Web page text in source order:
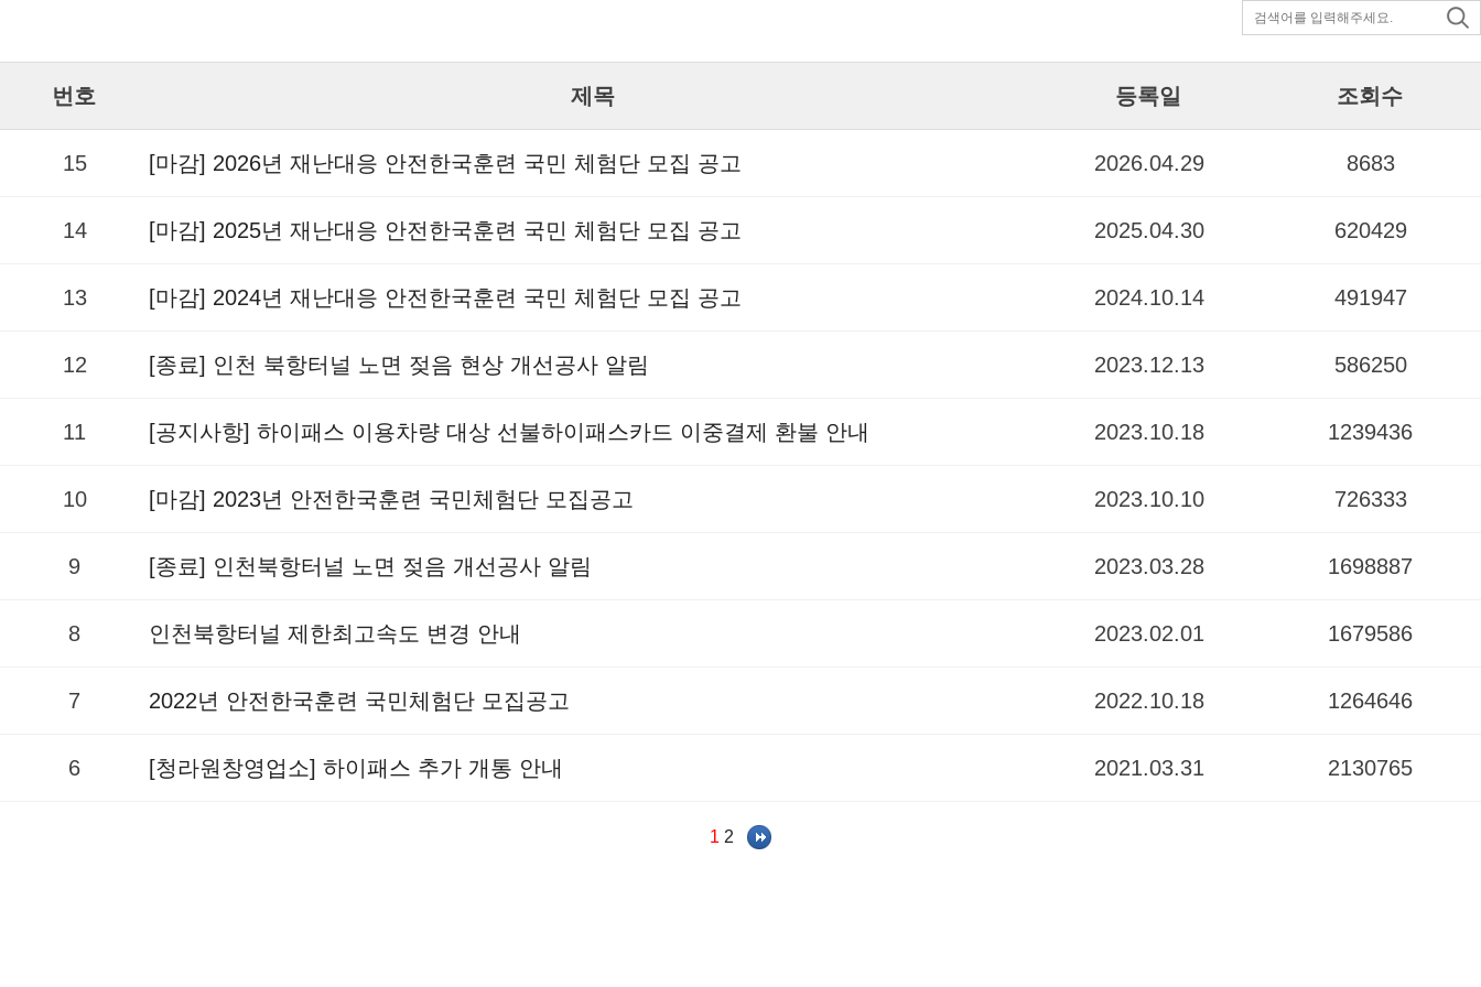
번호 제목 등록일 조회수
15 [마감] 2026년 재난대응 안전한국훈련 국민 체험단 모집 공고 2026.04.29 8683
14 [마감] 2025년 재난대응 안전한국훈련 국민 체험단 모집 공고 2025.04.30 620429
13 [마감] 2024년 재난대응 안전한국훈련 국민 체험단 모집 공고 2024.10.14 491947
12 [종료] 인천 북항터널 노면 젖음 현상 개선공사 알림 2023.12.13 586250
11 [공지사항] 하이패스 이용차량 대상 선불하이패스카드 이중결제 환불 안내 2023.10.18 1239436
10 [마감] 2023년 안전한국훈련 국민체험단 모집공고 2023.10.10 726333
9 [종료] 인천북항터널 노면 젖음 개선공사 알림 2023.03.28 1698887
8 인천북항터널 제한최고속도 변경 안내 2023.02.01 1679586
7 2022년 안전한국훈련 국민체험단 모집공고 2022.10.18 1264646
6 [청라원창영업소] 하이패스 추가 개통 안내 2021.03.31 2130765
1 2